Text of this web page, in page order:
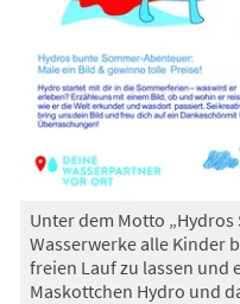
Unter dem Motto
Wasserwerke alle Kinder
freien Lauf zu lassen und
Maskottchen Hydro und